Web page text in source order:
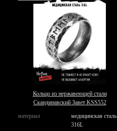
Кольцо из нержавеющей стали
Скандинавский Завет KSS552
материал
медицинская сталь
316L